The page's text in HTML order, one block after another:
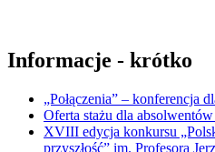
Informacje - krótko
„Połączenia” – konferencja
Oferta stażu dla
XVIII edycja konkursu
przyszłość” im. Profesora